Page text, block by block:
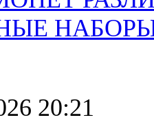
20:21